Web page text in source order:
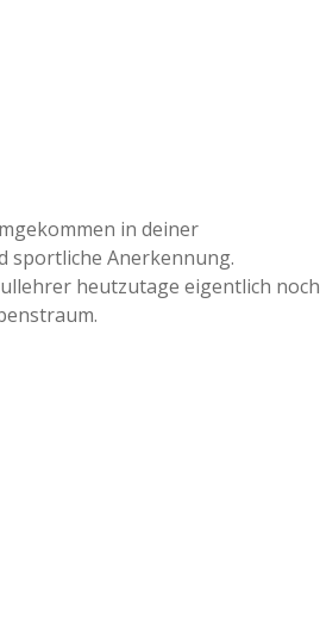
in deiner
sportliche Anerkennung.
heutzutage eigentlich noch